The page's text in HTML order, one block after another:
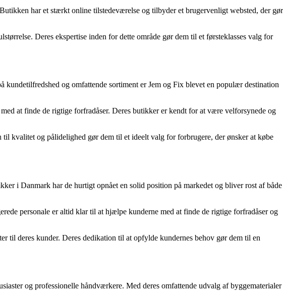
har et stærkt online tilstedeværelse og tilbyder et brugervenligt websted, der gør
Deres ekspertise inden for dette område gør dem til et førsteklasses valg for
og omfattende sortiment er Jem og Fix blevet en populær destination
at finde de rigtige forfradåser. Deres butikker er kendt for at være velforsynede og
kvalitet og pålidelighed gør dem til et ideelt valg for forbrugere, der ønsker at købe
i Danmark har de hurtigt opnået en solid position på markedet og bliver rost af både
personale er altid klar til at hjælpe kunderne med at finde de rigtige forfradåser og
til deres kunder. Deres dedikation til at opfylde kundernes behov gør dem til en
og professionelle håndværkere. Med deres omfattende udvalg af byggematerialer